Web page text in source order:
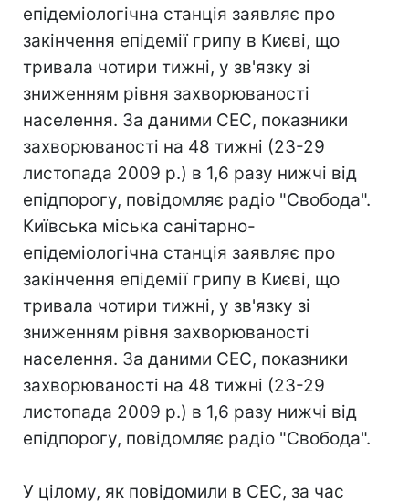
епідеміологічна станція заявляє про
закінчення епідемії грипу в Києві, що
тривала чотири тижні, у зв'язку зі
зниженням рівня захворюваності
населення. За даними СЕС, показники
захворюваності на 48 тижні (23-29
листопада 2009 р.) в 1,6 разу нижчі від
епідпорогу, повідомляє радіо "Свобода".
Київська міська санітарно-
епідеміологічна станція заявляє про
закінчення епідемії грипу в Києві, що
тривала чотири тижні, у зв'язку зі
зниженням рівня захворюваності
населення. За даними СЕС, показники
захворюваності на 48 тижні (23-29
листопада 2009 р.) в 1,6 разу нижчі від
епідпорогу, повідомляє радіо "Свобода".
У цілому, як повідомили в СЕС, за час